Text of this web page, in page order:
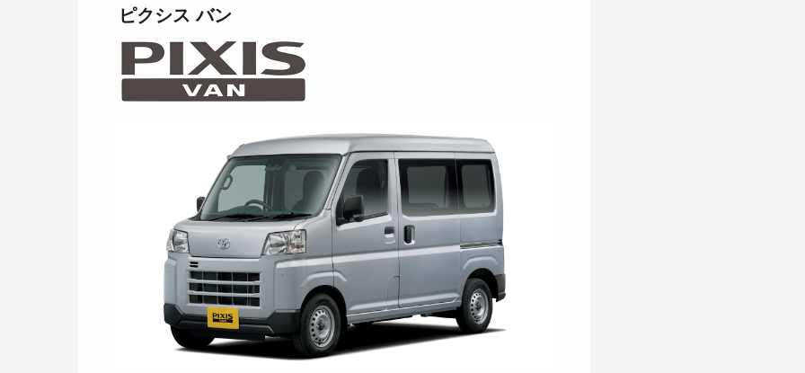
ピクシス バン